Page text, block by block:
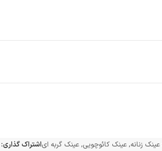
عینک زنانه,عینک کائوچویی,عینک گربه ایاشتراک گذاری: